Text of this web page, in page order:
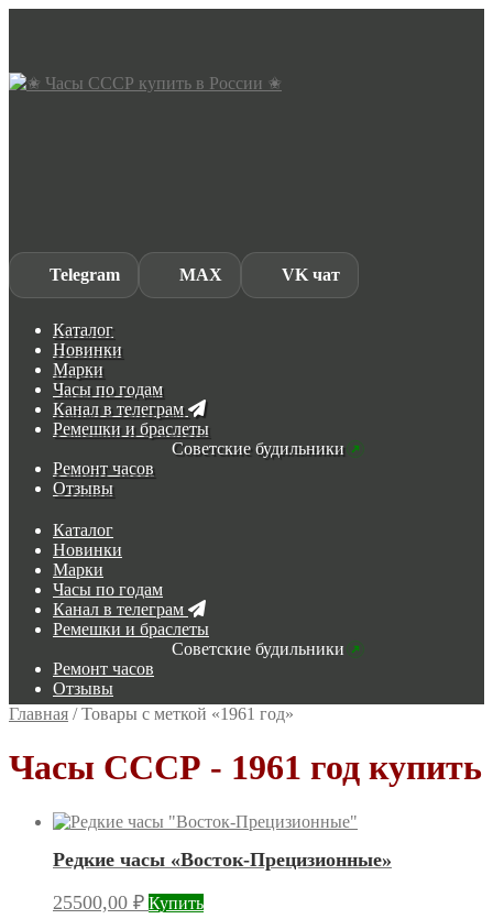
Skip
Skip
Telegram MAX VK чат
Каталог
Новинки
Марки
Часы по годам
Канал в телеграм
Ремешки и браслеты
Советские будильники
Ремонт часов
Отзывы
Каталог
Новинки
Марки
Часы по годам
Канал в телеграм
Ремешки и браслеты
Советские будильники
Ремонт часов
Отзывы
Главная /Товары с меткой «1961 год»
Часы СССР - 1961 год купить
Редкие часы «Восток-Прецизионные»
25500,00 ₽ Купить